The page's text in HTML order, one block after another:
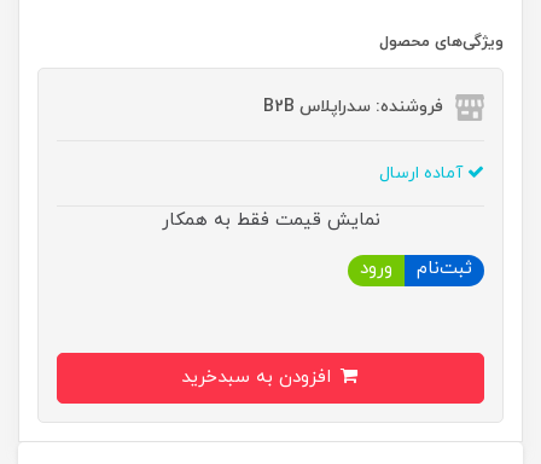
ویژگی‌های محصول
فروشنده: سدراپلاس B2B
آماده ارسال
نمایش قیمت فقط به همکار
ثبت‌نام
ورود